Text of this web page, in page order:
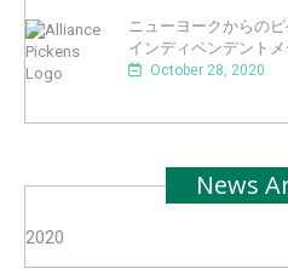
ニューヨークからの
インディペンデント
October 28, 2020
News
2020